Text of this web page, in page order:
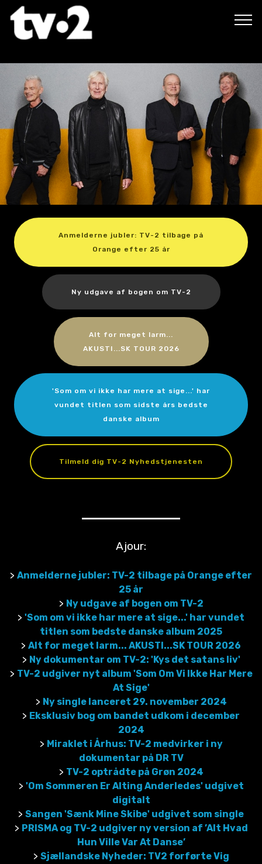
Anmelderne jubler: TV-2 tilbage på
Orange efter 25 år
Ny udgave af bogen om TV-2
Alt for meget larm...
AKUSTI...SK TOUR 2026
'Som om vi ikke har mere at sige...' har
vundet titlen som sidste års bedste
danske album
Tilmeld dig TV-2 Nyhedstjenesten
Ajour:
> Anmelderne jubler: TV-2 tilbage på Orange efter
25 år
> Ny udgave af bogen om TV-2
> 'Som om vi ikke har mere at sige...' har vundet
titlen som bedste danske album 2025
> Alt for meget larm... AKUSTI...SK TOUR 2026
> Ny dokumentar om TV-2: 'Kys det satans liv'
> TV-2 udgiver nyt album 'Som Om Vi Ikke Har Mere
At Sige'
> Ny single lanceret 29. november 2024
> Eksklusiv bog om bandet udkom i december
2024
> Miraklet i Århus: TV-2 medvirker i ny
dokumentar på DR TV
> TV-2 optrådte på Grøn 2024
> 'Om Sommeren Er Alting Anderledes' udgivet
digitalt
> Sangen 'Sænk Mine Skibe' udgivet som single
> PRISMA og TV-2 udgiver ny version af ’Alt Hvad
Hun Ville Var At Danse’
> Sjællandske Nyheder: TV2 forførte Vig